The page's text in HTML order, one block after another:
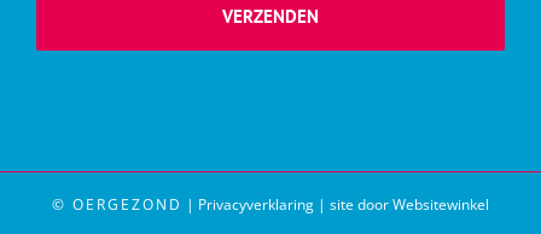
© OERGEZOND | Privacyverklaring | site door Websitewinkel